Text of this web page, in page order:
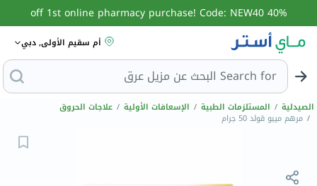
40% off 1st online pharmacy purchase! Code: NEW40
أم سقيم الأولى, دبي
Search for
الصيدلية / المستلزمات الطبية / الإسعافات الأولية / علاجات الحروق
/ مرهم ميبو قولد 50 جرام